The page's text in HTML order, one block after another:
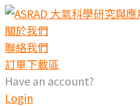
Skip
to
content
關於我們
聯絡我們
訂單下載區
Have an account?
Login